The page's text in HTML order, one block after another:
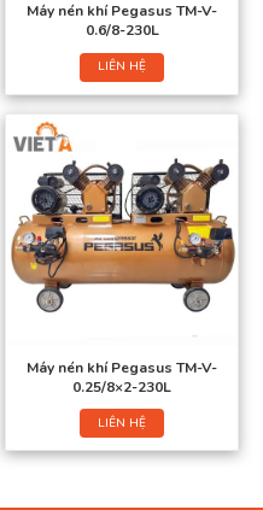
Máy nén khí Pegasus TM-V-
0.6/8-230L
LIÊN HỆ
Máy nén khí Pegasus TM-V-
0.25/8×2-230L
LIÊN HỆ